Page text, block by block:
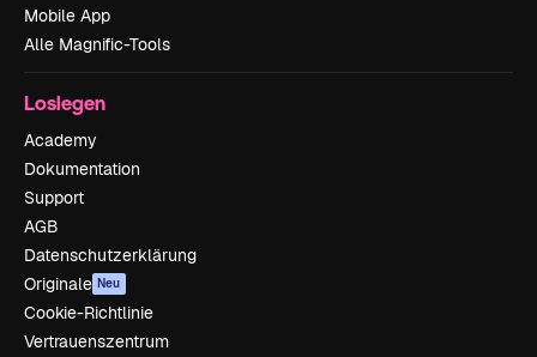
Mobile App
Alle Magnific-Tools
Loslegen
Academy
Dokumentation
Support
AGB
Datenschutzerklärung
Originale Neu
Cookie-Richtlinie
Vertrauenszentrum